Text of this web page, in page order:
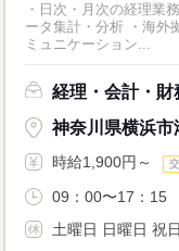
・日次・月次の経理業
ータ集計・分析 ・海外
ミュニケーション...
経理・会計・財
神奈川県横浜市
時給1,900円～
09：00〜17：15
土曜日 日曜日 祝日